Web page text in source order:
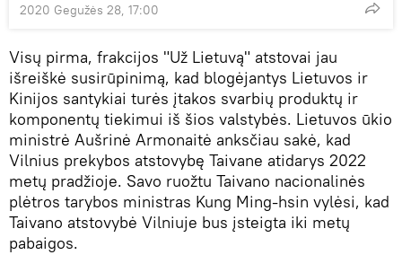
2020 Gegužės 28, 17:00
Visų pirma, frakcijos "Už Lietuvą" atstovai jau
išreiškė susirūpinimą, kad blogėjantys Lietuvos ir
Kinijos santykiai turės įtakos svarbių produktų ir
komponentų tiekimui iš šios valstybės. Lietuvos ūkio
ministrė Aušrinė Armonaitė anksčiau sakė, kad
Vilnius prekybos atstovybę Taivane atidarys 2022
metų pradžioje. Savo ruožtu Taivano nacionalinės
plėtros tarybos ministras Kung Ming-hsin vylėsi, kad
Taivano atstovybė Vilniuje bus įsteigta iki metų
pabaigos.